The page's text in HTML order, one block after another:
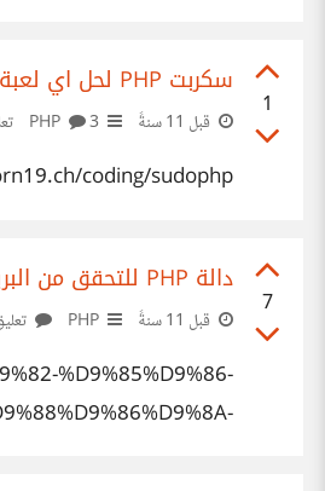
1
سكربت PHP لحل اي لعبة سودوكو .. كيف يمكن برمجة مثله ؟
قبل 11 سنةً 3 تعليقات
coding/sudophp/
7
دالة PHP للتحقق من البريد الاليكتروني بإستخدام التعابير القياسية
قبل 11 سنةً
%D9%85%D9%86-